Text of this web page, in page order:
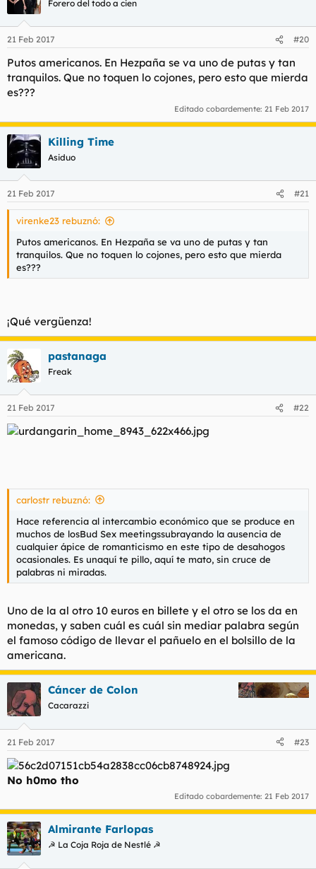
Forero del todo a cien
21 Feb 2017 #20
Putos americanos. En Hezpaña se va uno de putas y tan
tranquilos. Que no toquen lo cojones, pero esto que mierda
es???
Editado cobardemente: 21 Feb 2017
Killing Time
Asiduo
21 Feb 2017 #21
virenke23 rebuznó:
Putos americanos. En Hezpaña se va uno de putas y tan
tranquilos. Que no toquen lo cojones, pero esto que mierda
es???
¡Qué vergüenza!
pastanaga
Freak
21 Feb 2017 #22
carlostr rebuznó:
Hace referencia al intercambio económico que se produce en
muchos de losBud Sex meetingssubrayando la ausencia de
cualquier ápice de romanticismo en este tipo de desahogos
ocasionales. Es unaquí te pillo, aquí te mato, sin cruce de
palabras ni miradas.
Uno de la al otro 10 euros en billete y el otro se los da en
monedas, y saben cuál es cuál sin mediar palabra según
el famoso código de llevar el pañuelo en el bolsillo de la
americana.
Cáncer de Colon
Cacarazzi
21 Feb 2017 #23
No h0mo tho
Editado cobardemente: 21 Feb 2017
Almirante Farlopas
☭ La Coja Roja de Nestlé ☭